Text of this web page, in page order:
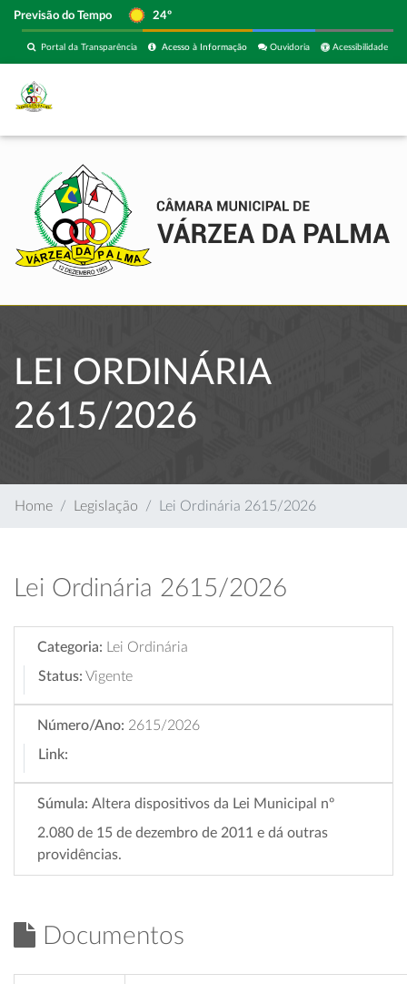
Previsão do Tempo 24º
Acessibilidade
Ouvidoria
Acesso à Informação
Portal da Transparência
LEI ORDINÁRIA
2615/2026
Home Legislação Lei Ordinária 2615/2026
Lei Ordinária 2615/2026
Categoria:
Lei Ordinária
Status: Vigente
Número/Ano: 2615/2026
Link:
Súmula: Altera dispositivos da Lei Municipal nº
2.080 de 15 de dezembro de 2011 e dá outras
providências.
Documentos